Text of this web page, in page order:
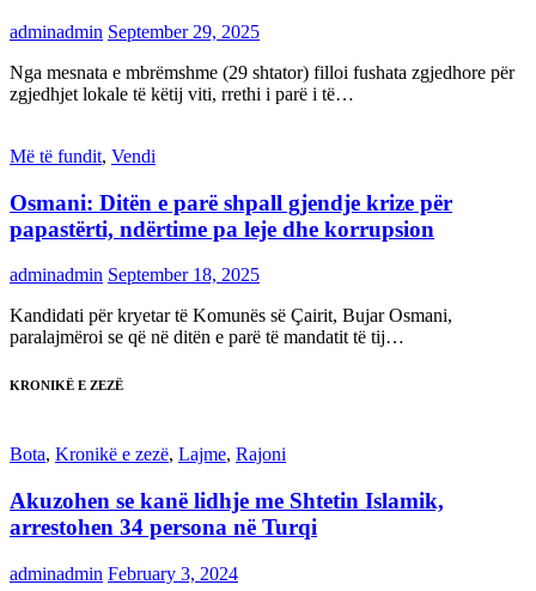
adminadmin September 29, 2025
Nga mesnata e mbrëmshme (29 shtator) filloi fushata zgjedhore për
zgjedhjet lokale të këtij viti, rrethi i parë i të…
Më të fundit, Vendi
Osmani: Ditën e parë shpall gjendje krize për
papastërti, ndërtime pa leje dhe korrupsion
adminadmin September 18, 2025
Kandidati për kryetar të Komunës së Çairit, Bujar Osmani,
paralajmëroi se që në ditën e parë të mandatit të tij…
KRONIKË E ZEZË
Bota, Kronikë e zezë, Lajme, Rajoni
Akuzohen se kanë lidhje me Shtetin Islamik,
arrestohen 34 persona në Turqi
adminadmin February 3, 2024